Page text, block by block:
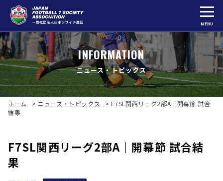
MENU
INFORMATION
ニュース・トピックス
ホーム > ニュース・トピックス >F7SL関西リーグ2部A｜開幕節 試合
結果
F7SL関西リーグ2部A｜開幕節 試合結
果